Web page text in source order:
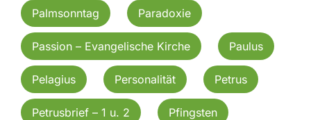
Palmsonntag Paradoxie
Passion – Evangelische Kirche Paulus
Pelagius Personalität Petrus
Petrusbrief – 1 u. 2 Pfingsten